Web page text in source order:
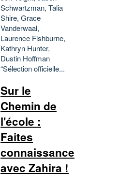
Schwartzman, Talia
Shire, Grace
Vanderwaal,
Laurence Fishburne,
Kathryn Hunter,
Dustin Hoffman
“Sélection officielle...
Sur le
Chemin de
l'école :
Faites
connaissance
avec Zahira !